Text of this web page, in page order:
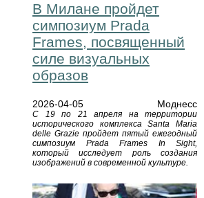
В Милане пройдет
симпозиум Prada
Frames, посвященный
силе визуальных
образов
2026-04-05 Моднесс
С 19 по 21 апреля на территории
исторического комплекса Santa Maria
delle Grazie пройдет пятый ежегодный
симпозиум Prada Frames In Sight,
который исследует роль создания
изображений в современной культуре.